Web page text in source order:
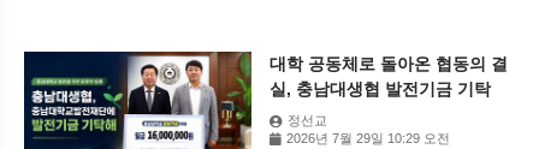
대학 공동체로 돌아온 협동의 결
실, 충남대생협 발전기금 기탁
정선교
2026년 7월 29일 10:29 오전